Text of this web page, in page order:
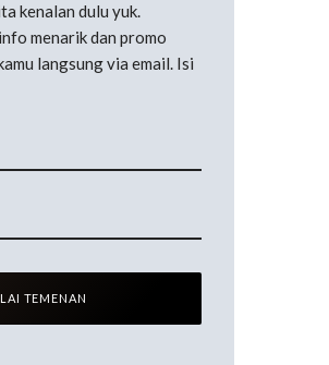
kenalan dulu yuk.
menarik dan promo
langsung via email. Isi